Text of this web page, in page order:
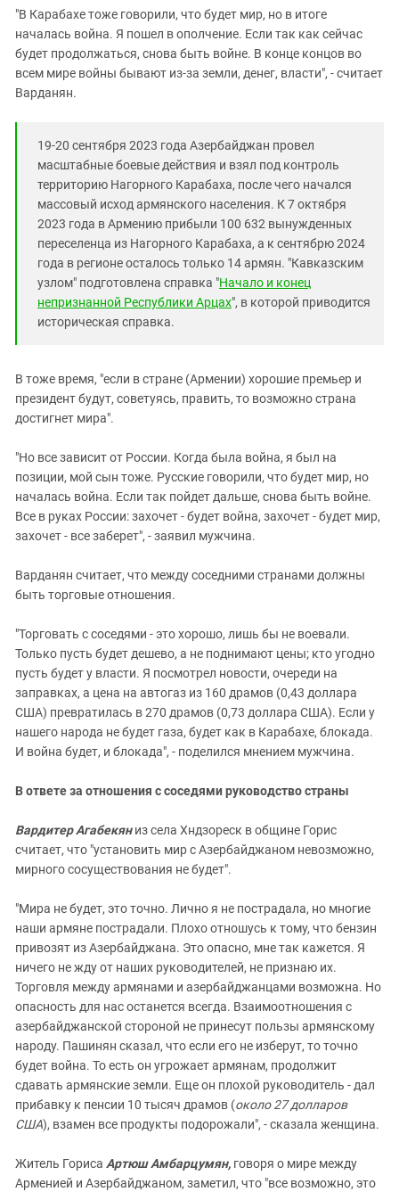
"В Карабахе тоже говорили, что будет мир, но в итоге
началась война. Я пошел в ополчение. Если так как сейчас
будет продолжаться, снова быть войне. В конце концов во
всем мире войны бывают из-за земли, денег, власти", - считает
Варданян.
19-20 сентября 2023 года Азербайджан провел
масштабные боевые действия и взял под контроль
территорию Нагорного Карабаха, после чего начался
массовый исход армянского населения. К 7 октября
2023 года в Армению прибыли 100 632 вынужденных
переселенца из Нагорного Карабаха, а к сентябрю 2024
года в регионе осталось только 14 армян. "Кавказским
узлом" подготовлена справка "Начало и конец
непризнанной Республики Арцах", в которой приводится
историческая справка.
В тоже время, "если в стране (Армении) хорошие премьер и
президент будут, советуясь, править, то возможно страна
достигнет мира".
"Но все зависит от России. Когда была война, я был на
позиции, мой сын тоже. Русские говорили, что будет мир, но
началась война. Если так пойдет дальше, снова быть войне.
Все в руках России: захочет - будет война, захочет - будет мир,
захочет - все заберет", - заявил мужчина.
Варданян считает, что между соседними странами должны
быть торговые отношения.
"Торговать с соседями - это хорошо, лишь бы не воевали.
Только пусть будет дешево, а не поднимают цены; кто угодно
пусть будет у власти. Я посмотрел новости, очереди на
заправках, а цена на автогаз из 160 драмов (0,43 доллара
США) превратилась в 270 драмов (0,73 доллара США). Если у
нашего народа не будет газа, будет как в Карабахе, блокада.
И война будет, и блокада", - поделился мнением мужчина.
В ответе за отношения с соседями руководство страны
Вардитер Агабекяниз села Хндзореск в общине Горис
считает, что "установить мир с Азербайджаном невозможно,
мирного сосуществования не будет".
"Мира не будет, это точно. Лично я не пострадала, но многие
наши армяне пострадали. Плохо отношусь к тому, что бензин
привозят из Азербайджана. Это опасно, мне так кажется. Я
ничего не жду от наших руководителей, не признаю их.
Торговля между армянами и азербайджанцами возможна. Но
опасность для нас останется всегда. Взаимоотношения с
азербайджанской стороной не принесут пользы армянскому
народу. Пашинян сказал, что если его не изберут, то точно
будет война. То есть он угрожает армянам, продолжит
сдавать армянские земли. Еще он плохой руководитель - дал
прибавку к пенсии 10 тысяч драмов (около 27 долларов
США), взамен все продукты подорожали", - сказала женщина.
Житель Гориса Артюш Амбарцумян, говоря о мире между
Арменией и Азербайджаном, заметил, что "все возможно, это